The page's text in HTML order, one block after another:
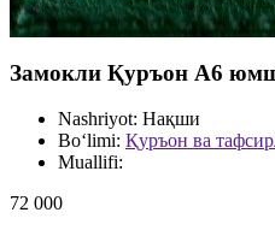
Замокли Қуръон А6
Nashriyot: Нақши
Bo‘limi: Қуръон ва
Muallifi:
72 000